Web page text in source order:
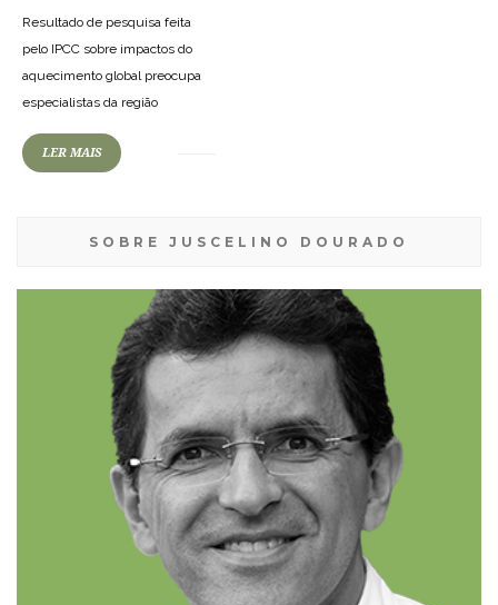
Resultado de pesquisa feita
pelo IPCC sobre impactos do
aquecimento global preocupa
especialistas da região
LER MAIS
SOBRE JUSCELINO DOURADO